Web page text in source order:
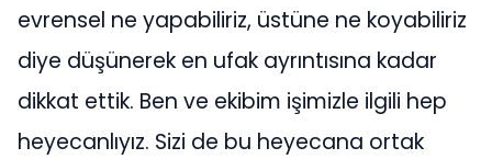
evrensel ne yapabiliriz, üstüne ne koyabiliriz
diye düşünerek en ufak ayrıntısına kadar
dikkat ettik. Ben ve ekibim işimizle ilgili hep
heyecanlıyız. Sizi de bu heyecana ortak